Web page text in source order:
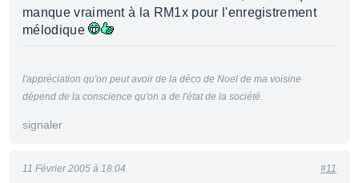
manque vraiment à la RM1x pour l'enregistrement
mélodique
l'appréciation qu'on peut avoir de la déco de Noel de ma voisine
dépend de la conscience qu'on a de l'état de la société.
signaler
11 Février 2005 à 18:04 #11